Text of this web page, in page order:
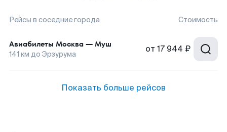
Рейсы в соседние города Стоимость
Авиабилеты Москва — Муш
141 км до Эрзурума от 17 944 ₽
Показать больше рейсов